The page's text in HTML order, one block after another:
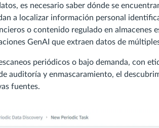
es necesario saber dónde se
a localizar información personal
o contenido regulado en almacenes
GenAI que extraen datos de
periódicos o bajo demanda, con
auditoría y enmascaramiento, el
fuentes.